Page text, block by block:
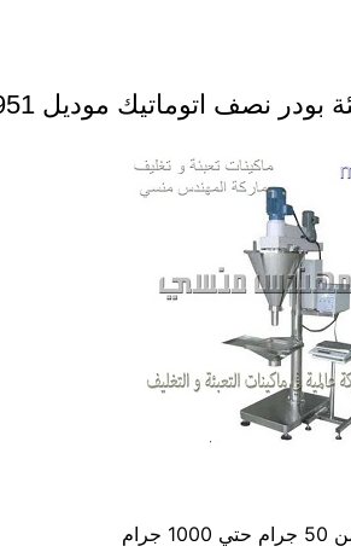
نصف اتوماتيك موديل 951 ماركة المهندس منسى